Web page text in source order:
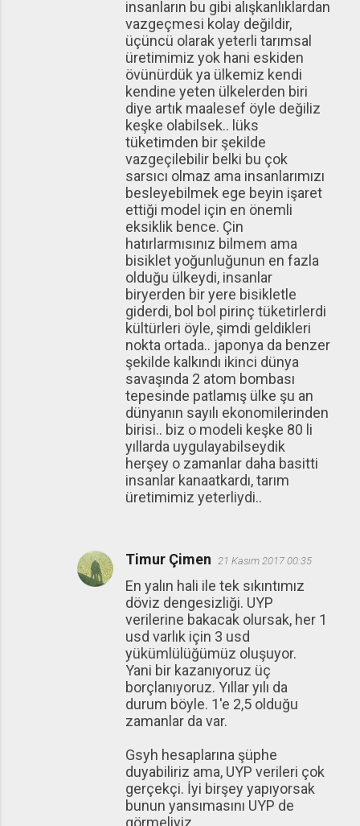
insanların bu gibi alışkanlıklardan
vazgeçmesi kolay değildir,
üçüncü olarak yeterli tarımsal
üretimimiz yok hani eskiden
övünürdük ya ülkemiz kendi
kendine yeten ülkelerden biri
diye artık maalesef öyle değiliz
keşke olabilsek.. lüks
tüketimden bir şekilde
vazgeçilebilir belki bu çok
sarsıcı olmaz ama insanlarımızı
besleyebilmek ege beyin işaret
ettiği model için en önemli
eksiklik bence. Çin
hatırlarmısınız bilmem ama
bisiklet yoğunluğunun en fazla
olduğu ülkeydi, insanlar
biryerden bir yere bisikletle
giderdi, bol bol pirinç tüketirlerdi
kültürleri öyle, şimdi geldikleri
nokta ortada.. japonya da benzer
şekilde kalkındı ikinci dünya
savaşında 2 atom bombası
tepesinde patlamış ülke şu an
dünyanın sayılı ekonomilerinden
birisi.. biz o modeli keşke 80 li
yıllarda uygulayabilseydik
herşey o zamanlar daha basitti
insanlar kanaatkardı, tarım
üretimimiz yeterliydi..
Timur Çimen 21 Kasım 2017 00:35
En yalın hali ile tek sıkıntımız
döviz dengesizliği. UYP
verilerine bakacak olursak, her 1
usd varlık için 3 usd
yükümlülüğümüz oluşuyor.
Yani bir kazanıyoruz üç
borçlanıyoruz. Yıllar yılı da
durum böyle. 1'e 2,5 olduğu
zamanlar da var.
Gsyh hesaplarına şüphe
duyabiliriz ama, UYP verileri çok
gerçekçi. İyi birşey yapıyorsak
bunun yansımasını UYP de
görmeliyiz.